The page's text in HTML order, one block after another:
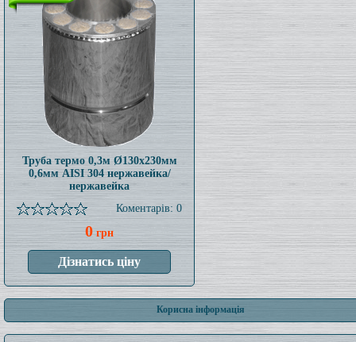
Труба термо 0,3м Ø130x230мм
0,6мм AISI 304 нержавейка/
нержавейка
Коментарів: 0
0 грн
Корисна інформація